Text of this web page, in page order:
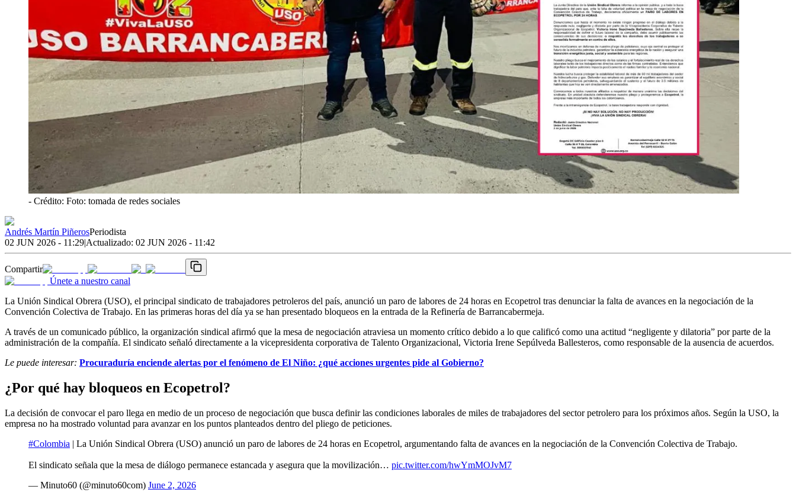
- Crédito: Foto: tomada de redes sociales
Andrés Martín PiñerosPeriodista
02 JUN 2026 - 11:29|Actualizado: 02 JUN 2026 - 11:42
Compartir
Únete a nuestro canal
La Unión Sindical Obrera (USO), el principal sindicato de trabajadores petroleros del país, anunció un paro de labores de 24 horas en Ecopetrol tras denunciar la falta de avances en la negociación de la
Convención Colectiva de Trabajo. En las primeras horas del día ya se han presentado bloqueos en la entrada de la Refinería de Barrancabermeja.
A través de un comunicado público, la organización sindical afirmó que la mesa de negociación atraviesa un momento crítico debido a lo que calificó como una actitud “negligente y dilatoria” por parte de la
administración de la compañía. El sindicato señaló directamente a la vicepresidenta corporativa de Talento Organizacional, Victoria Irene Sepúlveda Ballesteros, como responsable de la ausencia de acuerdos.
Le puede interesar: Procuraduría enciende alertas por el fenómeno de El Niño: ¿qué acciones urgentes pide al Gobierno?
¿Por qué hay bloqueos en Ecopetrol?
La decisión de convocar el paro llega en medio de un proceso de negociación que busca definir las condiciones laborales de miles de trabajadores del sector petrolero para los próximos años. Según la USO, la
empresa no ha mostrado voluntad para avanzar en los puntos planteados dentro del pliego de peticiones.
#Colombia | La Unión Sindical Obrera (USO) anunció un paro de labores de 24 horas en Ecopetrol, argumentando falta de avances en la negociación de la Convención Colectiva de Trabajo.
El sindicato señala que la mesa de diálogo permanece estancada y asegura que la movilización… pic.twitter.com/hwYmMOJvM7
— Minuto60 (@minuto60com) June 2, 2026